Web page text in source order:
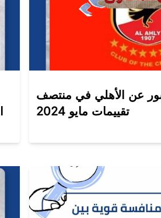
عن الأهلي في منتصف
تقييمات مايو 2024